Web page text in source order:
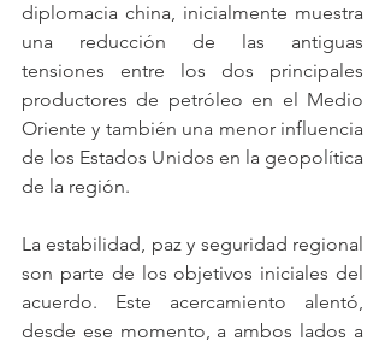
diplomacia china, inicialmente muestra
una reducción de las antiguas
tensiones entre los dos principales
productores de petróleo en el Medio
Oriente y también una menor influencia
de los Estados Unidos en la geopolítica
de la región.
La estabilidad, paz y seguridad regional
son parte de los objetivos iniciales del
acuerdo. Este acercamiento alentó,
desde ese momento, a ambos lados a